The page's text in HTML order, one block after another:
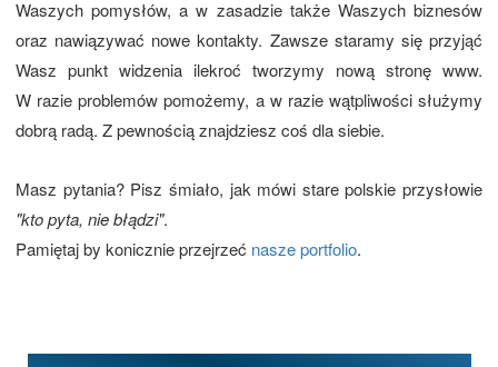
Waszych pomysłów, a w zasadzie także Waszych biznesów
oraz nawiązywać nowe kontakty. Zawsze staramy się przyjąć
Wasz punkt widzenia ilekroć tworzymy nową stronę www.
W razie problemów pomożemy, a w razie wątpliwości służymy
dobrą radą. Z pewnością znajdziesz coś dla siebie.
Masz pytania? Pisz śmiało, jak mówi stare polskie przysłowie
"kto pyta, nie błądzi".
Pamiętaj by konicznie przejrzeć nasze portfolio.